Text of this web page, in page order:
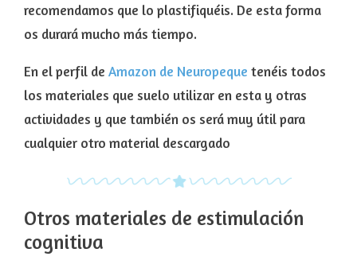
recomendamos que lo plastifiquéis. De esta forma
os durará mucho más tiempo.
En el perfil de Amazon de Neuropeque tenéis todos
los materiales que suelo utilizar en esta y otras
actividades y que también os será muy útil para
cualquier otro material descargado
Otros materiales de estimulación
cognitiva